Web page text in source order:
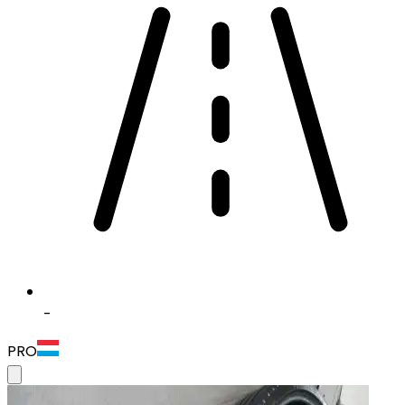
-
PRO